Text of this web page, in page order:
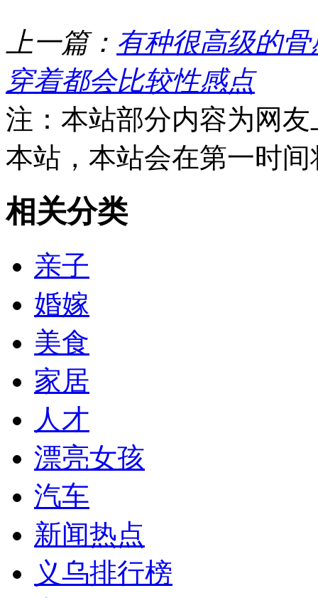
上一篇： 有种很高级的
穿着都会比较性感点
注：本站部分内容为网
本站，本站会在第一时
相关分类
亲子
婚嫁
美食
家居
人才
漂亮女孩
汽车
新闻热点
义乌排行榜